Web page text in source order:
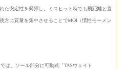
た安定性を発揮し、ミスヒット時でも飛距離と直
方に質量を集中させることでMOI（慣性モーメン
は、ソール部分に可動式「TASウェイト